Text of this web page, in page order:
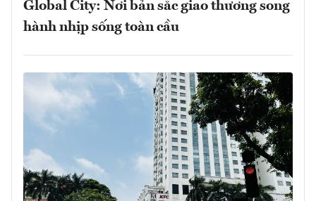
Global City: Nơi bản sắc giao thương song
hành nhịp sống toàn cầu